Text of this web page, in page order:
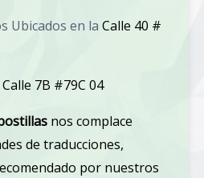
Ubicados en la Calle 40 #
Calle 7B #79C 04
nos complace
de traducciones,
por nuestros